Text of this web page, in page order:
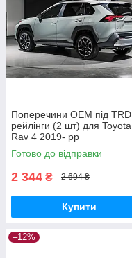
Поперечини ОЕМ під TRD
рейлінги (2 шт) для Toyota
Rav 4 2019- рр
Готово до відправки
2 344 ₴ 2 694 ₴
Купити
–12%